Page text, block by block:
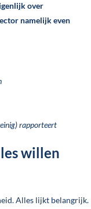
over
namelijk even
rapporteert
willen
Alles lijkt belangrijk.